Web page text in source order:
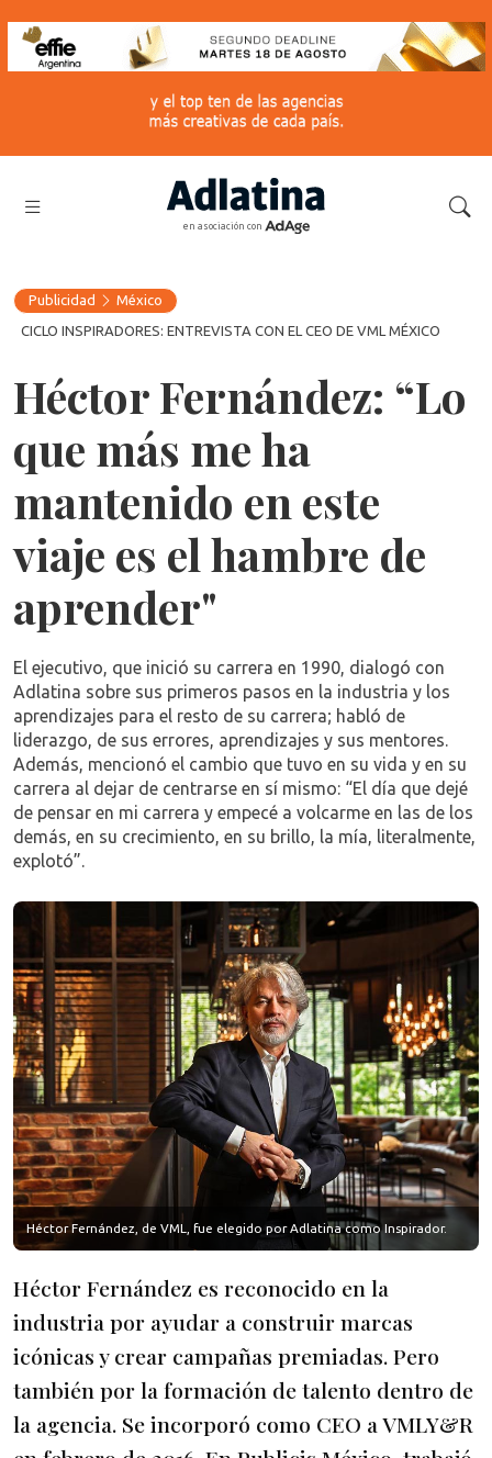
en asociación con
Publicidad
México
CICLO INSPIRADORES: ENTREVISTA CON EL CEO DE VML MÉXICO
Héctor Fernández: “Lo
que más me ha
mantenido en este
viaje es el hambre de
aprender"
El ejecutivo, que inició su carrera en 1990, dialogó con
Adlatina sobre sus primeros pasos en la industria y los
aprendizajes para el resto de su carrera; habló de
liderazgo, de sus errores, aprendizajes y sus mentores.
Además, mencionó el cambio que tuvo en su vida y en su
carrera al dejar de centrarse en sí mismo: “El día que dejé
de pensar en mi carrera y empecé a volcarme en las de los
demás, en su crecimiento, en su brillo, la mía, literalmente,
explotó”.
Héctor Fernández, de VML, fue elegido por Adlatina como Inspirador.
Héctor Fernández es reconocido en la
industria por ayudar a construir marcas
icónicas y crear campañas premiadas. Pero
también por la formación de talento dentro de
la agencia. Se incorporó como CEO a VMLY&R